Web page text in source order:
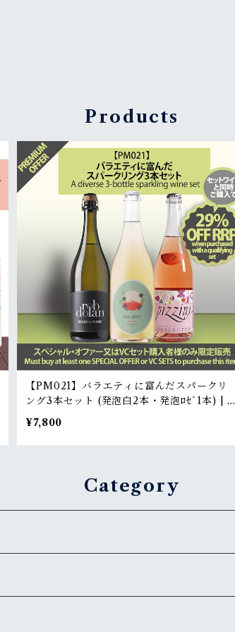
Products
【PM021】バラエティに富んだスパークリ
ング3本セット (発泡白2本・発泡ﾛｾﾞ1本) | A
diverse 3-bottle sparkling wine set (2sp
arkling white, 1sparkling rose)
¥7,800
Category